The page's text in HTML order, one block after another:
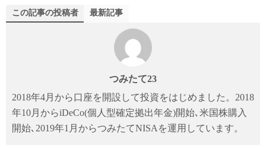
この記事の投稿者 最新記事
つみたて23
2018年4月から口座を開設して投資をはじめました。2018
年10月からiDeCo(個人型確定拠出年金)開始､米国株購入
開始､2019年1月からつみたてNISAを運用しています。